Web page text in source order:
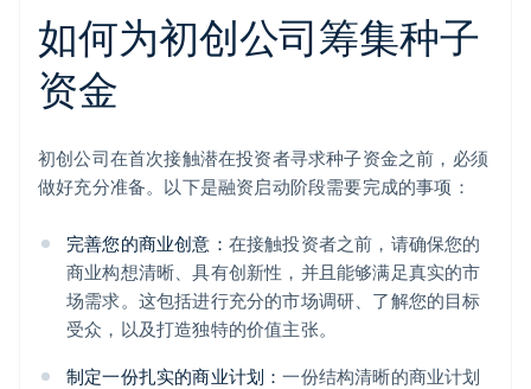
如何为初创公司筹集种子
资金
初创公司在首次接触潜在投资者寻求种子资金之前，必须
做好充分准备。以下是融资启动阶段需要完成的事项：
完善您的商业创意： 在接触投资者之前，请确保您的
商业构想清晰、具有创新性，并且能够满足真实的市
场需求。这包括进行充分的市场调研、了解您的目标
受众，以及打造独特的价值主张。
制定一份扎实的商业计划：一份结构清晰的商业计划